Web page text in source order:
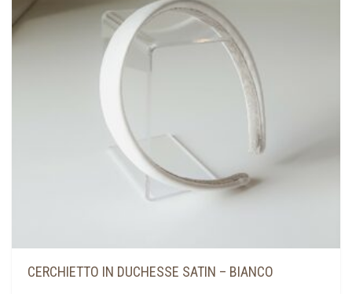
CERCHIETTO IN DUCHESSE SATIN – BIANCO